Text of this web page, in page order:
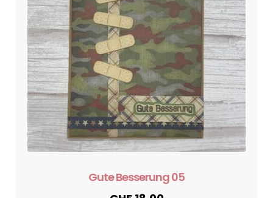
Gute Besserung 05